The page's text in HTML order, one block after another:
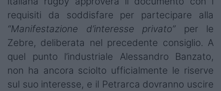
requisiti da soddisfare per partecipare alla
“Manifestazione d’interesse privato” per le
Zebre, deliberata nel precedente consiglio. A
quel punto l’industriale Alessandro Banzato,
non ha ancora sciolto ufficialmente le riserve
sul suo interesse, e il Petrarca dovranno uscire